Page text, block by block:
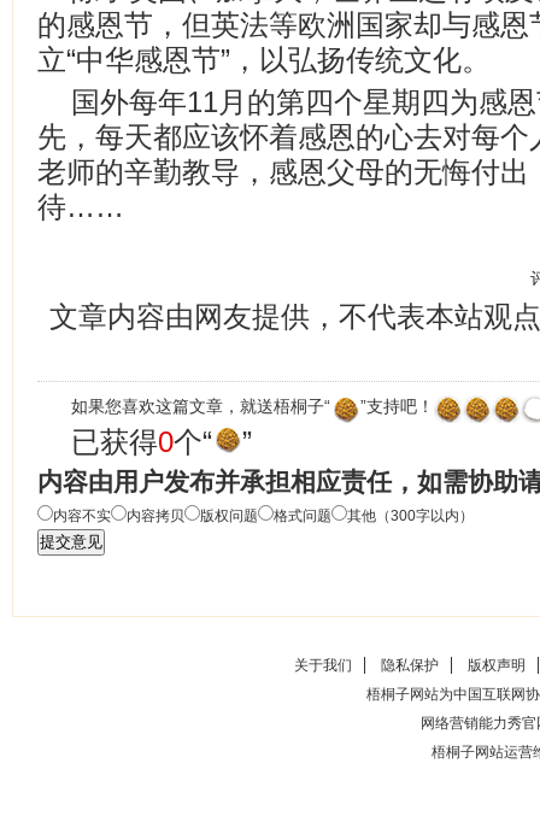
的感恩节，但英法等欧洲国家却与感
立“中华感恩节”，以弘扬传统文化。
国外每年11月的第四个星期四为感
先，每天都应该怀着感恩的心去对每
老师的辛勤教导，感恩父母的无悔付
待……
文章内容由网友提供，不代表本站观点
如果您喜欢这篇文章，就送梧桐子“ ”支持吧！
已获得0个“ ”
内容由用户发布并承担相应责任，如需协助
内容不实 内容拷贝 版权问题 格式问题 其他（300字以内）
关于我们 隐私保护
版权声明
梧桐子网站为中国互联网
网络营销能力秀官
梧桐子网站运营